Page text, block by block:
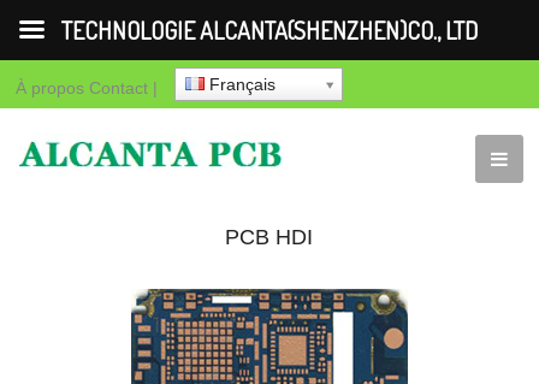
À propos Contact | Français
PCB HDI
TECHNOLOGIE ALCANTA(SHENZHEN)CO., LTD